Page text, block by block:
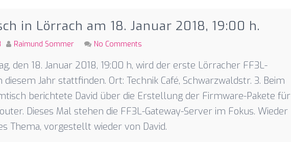
in Lörrach am 18. Januar 2018, 19:00 h.
Raimund Sommer No Comments
den 18. Januar 2018, 19:00 h, wird der erste Lörracher FF3L-
Jahr stattfinden. Ort: Technik Café, Schwarzwaldstr. 3. Beim
berichtete David über die Erstellung der Firmware-Pakete für
Dieses Mal stehen die FF3L-Gateway-Server im Fokus. Wieder
Thema, vorgestellt wieder von David.